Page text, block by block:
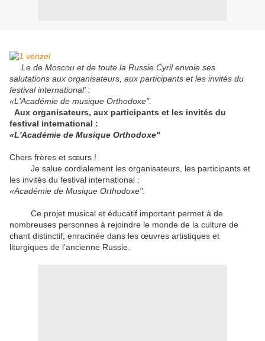
Le de Moscou et de toute la Russie Cyril envoie ses
salutations aux organisateurs, aux participants et les invités du
festival international' :
«L'Académie de musique Orthodoxe".
Aux organisateurs, aux participants et les invités du
festival international :
«L'Académie de Musique Orthodoxe"
Chers frères et sœurs !
Je salue cordialement les organisateurs, les participants et
les invités du festival international :
«Académie de Musique Orthodoxe".
Ce projet musical et éducatif important permet à de
nombreuses personnes à rejoindre le monde de la culture de
chant distinctif, enracinée dans les œuvres artistiques et
liturgiques de l'ancienne Russie.